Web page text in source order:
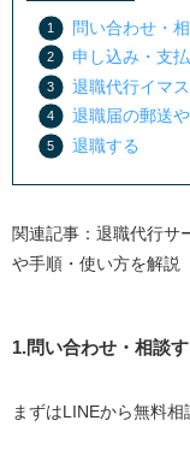
問い合わせ・
申し込み・支
退職代行イマ
退職届の郵送
退職する
関連記事：退職代行サ
や手順・使い方を解説
1.問い合わせ・相談
まずはLINEから無料相